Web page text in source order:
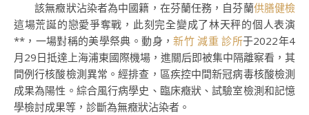
該無癥狀沾染者為中國籍，在芬蘭任務，自芬蘭供膳健檢
這場荒誕的戀愛爭奪戰，此刻完全變成了林天秤的個人表演
**，一場對稱的美學祭典。動身，新竹 減重 診所于2022年4
月29日抵達上海浦東國際機場，進關后即被集中隔離察看，其
間例行核酸檢測異常。經排查，區疾控中間新冠病毒核酸檢測
成果為陽性。綜合風行病學史、臨床癥狀、試驗室檢測和記憶
學檢討成果等，診斷為無癥狀沾染者。